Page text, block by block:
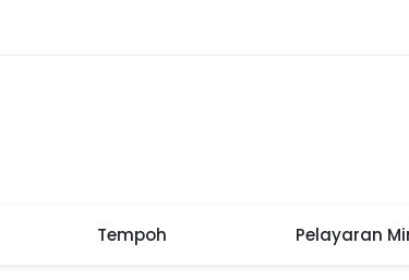
Tempoh Pelayaran